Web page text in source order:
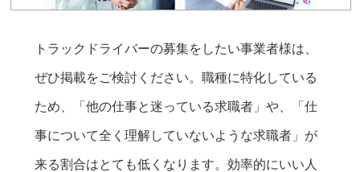
トラックドライバーの募集をしたい事業者様は、
ぜひ掲載をご検討ください。職種に特化している
ため、「他の仕事と迷っている求職者」や、「仕
事について全く理解していないような求職者」が
来る割合はとても低くなります。効率的にいい人